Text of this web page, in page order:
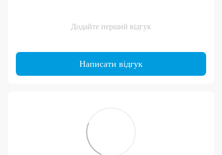
Додайте перший відгук
Написати відгук